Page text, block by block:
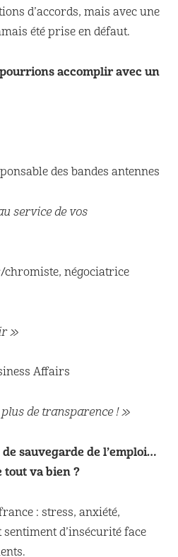
d’accords, mais avec une
été prise en défaut.
accomplir avec un
des bandes antennes
service de vos
chromiste, négociatrice
»
Affairs
de transparence ! »
sauvegarde de l’emploi…
va bien ?
: stress, anxiété,
d’insécurité face